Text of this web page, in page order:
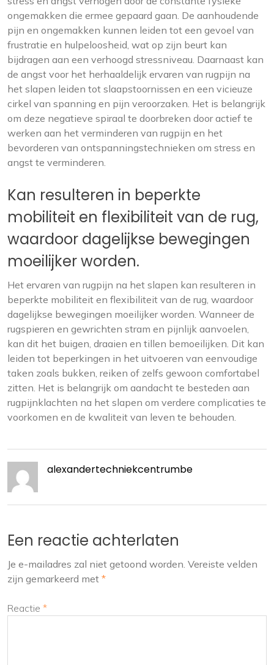
ongemakken die ermee gepaard gaan. De aanhoudende
pijn en ongemakken kunnen leiden tot een gevoel van
frustratie en hulpeloosheid, wat op zijn beurt kan
bijdragen aan een verhoogd stressniveau. Daarnaast kan
de angst voor het herhaaldelijk ervaren van rugpijn na
het slapen leiden tot slaapstoornissen en een vicieuze
cirkel van spanning en pijn veroorzaken. Het is belangrijk
om deze negatieve spiraal te doorbreken door actief te
werken aan het verminderen van rugpijn en het
bevorderen van ontspanningstechnieken om stress en
angst te verminderen.
Kan resulteren in beperkte
mobiliteit en flexibiliteit van de rug,
waardoor dagelijkse bewegingen
moeilijker worden.
Het ervaren van rugpijn na het slapen kan resulteren in
beperkte mobiliteit en flexibiliteit van de rug, waardoor
dagelijkse bewegingen moeilijker worden. Wanneer de
rugspieren en gewrichten stram en pijnlijk aanvoelen,
kan dit het buigen, draaien en tillen bemoeilijken. Dit kan
leiden tot beperkingen in het uitvoeren van eenvoudige
taken zoals bukken, reiken of zelfs gewoon comfortabel
zitten. Het is belangrijk om aandacht te besteden aan
rugpijnklachten na het slapen om verdere complicaties te
voorkomen en de kwaliteit van leven te behouden.
alexandertechniekcentrumbe
Een reactie achterlaten
Je e-mailadres zal niet getoond worden. Vereiste velden
zijn gemarkeerd met *
Reactie *